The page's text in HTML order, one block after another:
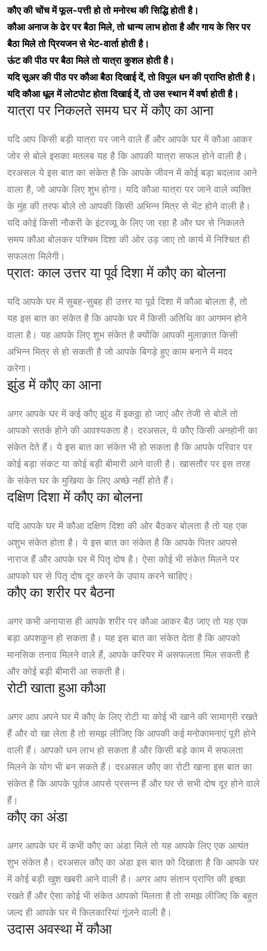
कौए की चोंच में फूल-पत्ती हो तो मनोरथ की सिद्धि होती है।
कौआ अनाज के ढेर पर बैठा मिले, तो धान्य लाभ होता है और गाय के सिर पर
बैठा मिले तो प्रियजन से भेट-वार्ता होती है।
ऊंट की पीठ पर बैठा मिले तो यात्रा कुशल होती है।
यदि सूअर की पीठ पर कौआ बैठा दिखाई दें, तो विपुल धन की प्राप्ति होती है।
यदि कौआ धूल में लोटपोट होता दिखाई दें, तो उस स्थान में वर्षा होती है।
यात्रा पर निकलते समय घर में कौए का आना
यदि आप किसी बड़ी यात्रा पर जाने वाले हैं और आपके घर में कौआ आकर
जोर से बोले इसका मतलब यह है कि आपकी यात्रा सफल होने वाली है।
दरअसल ये इस बात का संकेत है कि आपके जीवन में कोई बड़ा बदलाव आने
वाला है, जो आपके लिए शुभ होगा। यदि कौआ यात्रा पर जाने वाले व्यक्ति
के मुंह की तरफ बोले तो आपकी किसी अभिन्न मित्र से भेंट होने वाली है।
यदि कोई किसी नौकरी के इंटरव्यू के लिए जा रहा है और घर से निकलते
समय कौआ बोलकर पश्चिम दिशा की ओर उड़ जाए तो कार्य में निश्चित ही
सफलता मिलेगी।
प्रातः काल उत्तर या पूर्व दिशा में कौए का बोलना
यदि आपके घर में सुबह-सुबह ही उत्तर या पूर्व दिशा में कौआ बोलता है, तो
यह इस बात का संकेत है कि आपके घर में किसी अतिथि का आगमन होने
वाला है। यह आपके लिए शुभ संकेत है क्योंकि आपकी मुलाक़ात किसी
अभिन्न मित्र से हो सकती है जो आपके बिगड़े हुए काम बनाने में मदद
करेगा।
झुंड में कौए का आना
अगर आपके घर में कई कौए झुंड में इकठ्ठा हो जाएं और तेजी से बोलें तो
आपको सतर्क होने की आवश्यकता है। दरअसल, ये कौए किसी अनहोनी का
संकेत देते हैं। ये इस बात का संकेत भी हो सकता है कि आपके परिवार पर
कोई बड़ा संकट या कोई बड़ी बीमारी आने वाली है। खासतौर पर इस तरह
के संकेत घर के मुखिया के लिए अच्छे नहीं होते हैं।
दक्षिण दिशा में कौए का बोलना
यदि आपके घर में कौआ दक्षिण दिशा की ओर बैठकर बोलता है तो यह एक
अशुभ संकेत होता है। ये इस बात का संकेत है कि आपके पितर आपसे
नाराज हैं और आपके घर में पितृ दोष है। ऐसा कोई भी संकेत मिलने पर
आपको घर से पितृ दोष दूर करने के उपाय करने चाहिए।
कौए का शरीर पर बैठना
अगर कभी अनायास ही आपके शरीर पर कौआ आकर बैठ जाए तो यह एक
बड़ा अपशकुन हो सकता है। यह इस बात का संकेत देता है कि आपको
मानसिक तनाव मिलने वाले हैं, आपके करियर में असफलता मिल सकती है
और कोई बड़ी बीमारी आ सकती है।
रोटी खाता हुआ कौआ
अगर आप अपने घर में कौए के लिए रोटी या कोई भी खाने की सामाग्री रखते
हैं और वो खा लेता है तो समझ लीजिए कि आपकी कई मनोकामनाएं पूरी होने
वाली हैं। आपको धन लाभ हो सकता है और किसी बड़े काम में सफलता
मिलने के योग भी बन सकते हैं। दरअसल कौए का रोटी खाना इस बात का
संकेत है कि आपके पूर्वज आपसे प्रसन्न हैं और घर से सभी दोष दूर होने वाले
हैं।
कौए का अंडा
अगर आपके घर में कभी कौए का अंडा मिले तो यह आपके लिए एक अत्यंत
शुभ संकेत है। दरअसल कौए का अंडा इस बात को दिखाता है कि आपके घर
में कोई बड़ी खुश खबरी आने वाली है। अगर आप संतान प्राप्ति की इच्छा
रखते हैं और ऐसा कोई भी संकेत आपको मिलता है तो समझ लीजिए कि बहुत
जल्द ही आपके घर में किलकारियां गूंजने वाली है।
उदास अवस्था में कौआ